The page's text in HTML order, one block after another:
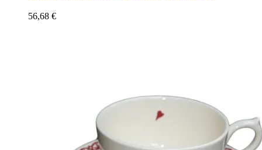
56,68 €